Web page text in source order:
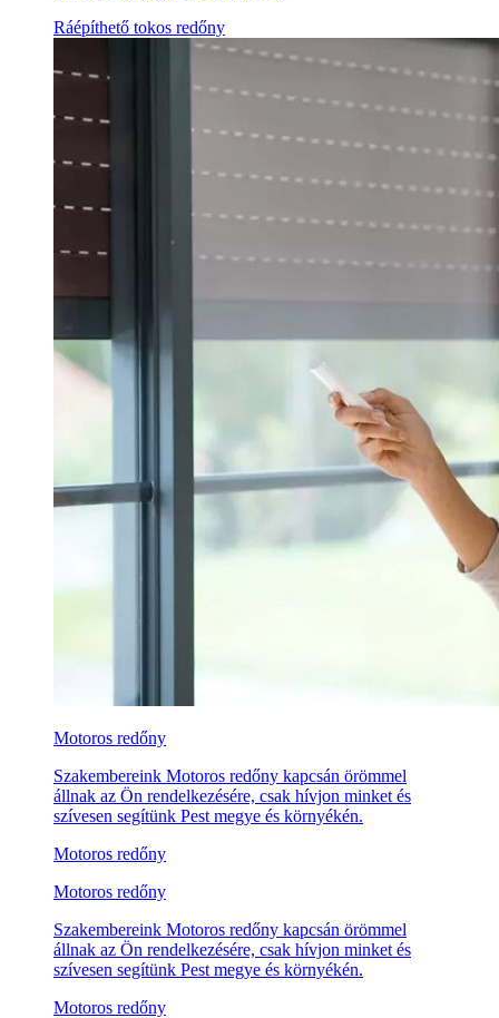
Ráépíthető tokos redőny
Motoros redőny
Szakembereink Motoros redőny kapcsán örömmel
állnak az Ön rendelkezésére, csak hívjon minket és
szívesen segítünk Pest megye és környékén.
Motoros redőny
Motoros redőny
Szakembereink Motoros redőny kapcsán örömmel
állnak az Ön rendelkezésére, csak hívjon minket és
szívesen segítünk Pest megye és környékén.
Motoros redőny